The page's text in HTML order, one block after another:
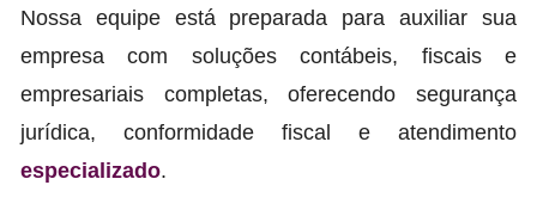
Nossa equipe está preparada para auxiliar sua
empresa com soluções contábeis, fiscais e
empresariais completas, oferecendo segurança
jurídica, conformidade fiscal e atendimento
especializado.